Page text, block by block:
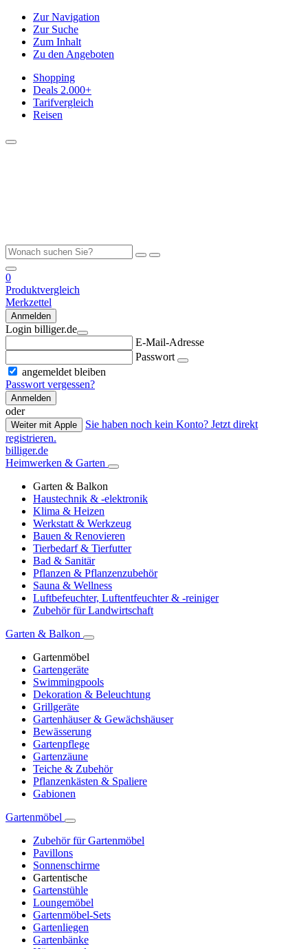
Zur Navigation
Zur Suche
Zum Inhalt
Zu den Angeboten
Shopping
Deals 2.000+
Tarifvergleich
Reisen
0
Produktvergleich
Merkzettel
Anmelden
Login billiger.de
E-Mail-Adresse
Passwort
angemeldet bleiben
Passwort vergessen?
Anmelden
oder
Weiter mit Apple
Sie haben noch kein Konto? Jetzt direkt
registrieren.
billiger.de
Heimwerken & Garten
Garten & Balkon
Haustechnik & -elektronik
Klima & Heizen
Werkstatt & Werkzeug
Bauen & Renovieren
Tierbedarf & Tierfutter
Bad & Sanitär
Pflanzen & Pflanzenzubehör
Sauna & Wellness
Luftbefeuchter, Luftentfeuchter & -reiniger
Zubehör für Landwirtschaft
Garten & Balkon
Gartenmöbel
Gartengeräte
Swimmingpools
Dekoration & Beleuchtung
Grillgeräte
Gartenhäuser & Gewächshäuser
Bewässerung
Gartenpflege
Gartenzäune
Teiche & Zubehör
Pflanzenkästen & Spaliere
Gabionen
Gartenmöbel
Zubehör für Gartenmöbel
Pavillons
Sonnenschirme
Gartentische
Gartenstühle
Loungemöbel
Gartenmöbel-Sets
Gartenliegen
Gartenbänke